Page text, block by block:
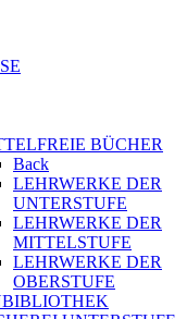
BÜCHER
Back
LEHRWERKE DER
UNTERSTUFE
LEHRWERKE DER
MITTELSTUFE
LEHRWERKE DER
OBERSTUFE